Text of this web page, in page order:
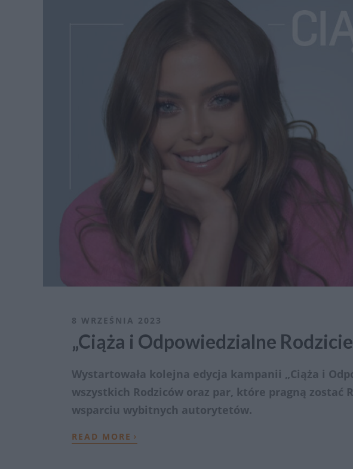
8 WRZEŚNIA 2023
„Ciąża i Odpowiedzialne
Wystartowała kolejna edycja kampanii „Ciąża i
wszystkich Rodziców oraz par, które pragną zostać
wsparciu wybitnych autorytetów.
READ MORE ›